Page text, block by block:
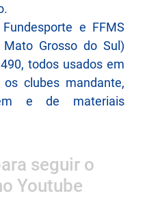
e FFMS
Grosso do Sul)
todos usados em
clubes mandante,
e de materiais
seguir o
Youtube